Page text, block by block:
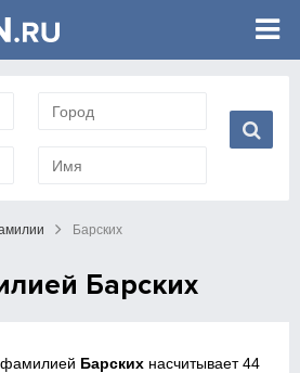
Барских
Барских
Барских насчитывает 44